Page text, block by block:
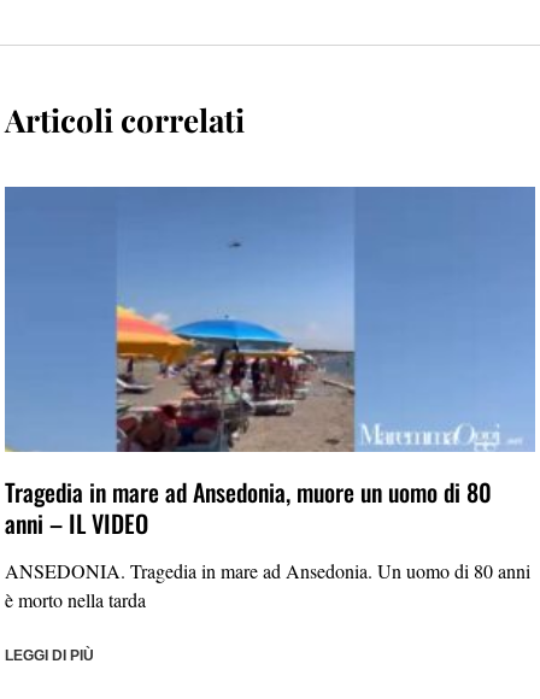
Articoli correlati
Tragedia in mare ad Ansedonia, muore un uomo di 80
anni – IL VIDEO
ANSEDONIA. Tragedia in mare ad Ansedonia. Un uomo di 80 anni
è morto nella tarda
LEGGI DI PIÙ